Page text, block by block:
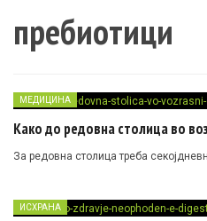
пребиотици
МЕДИЦИНА
Како до редовна столица во
За редовна столица треба
ИСХРАНА